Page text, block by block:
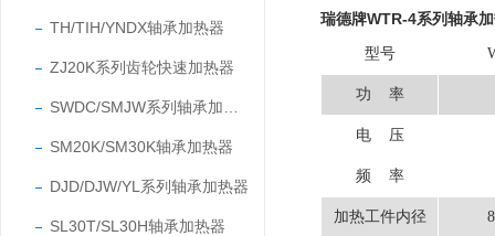
TH/TIH/YNDX轴承加热器
ZJ20K系列齿轮快速加热器
SM20K/SM30K轴承加热器
DJD/DJW/YL系列轴承加热器
SL30T/SL30H轴承加热器
瑞德牌WTR-4系列轴承
型号
功 率
电压
频 率
加热工件内径